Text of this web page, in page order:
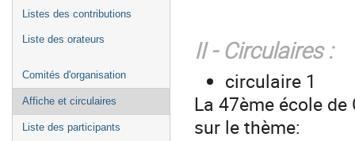
Listes des contributions
Liste des orateurs
Comités d'organisation
Affiche et circulaires
Liste des participants
II - Circulaires :
circulaire 1
La 47ème école
sur le thème: